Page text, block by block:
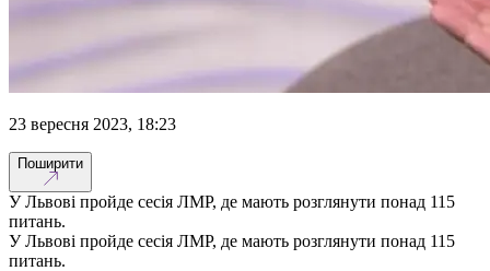
23 вересня 2023, 18:23
Поширити
У Львові пройде сесія ЛМР, де мають розглянути понад 115
питань.
У Львові пройде сесія ЛМР, де мають розглянути понад 115
питань.